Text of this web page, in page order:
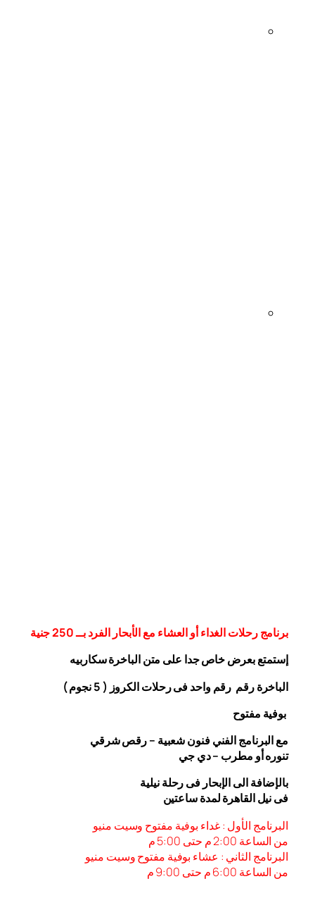
برنامج رحلات الغداء أو العشاء مع الأبحار الفرد بــ 250 جنية
إستمتع بعرض خاص جدا على متن الباخرةسكاربيه
الباخرة رقم رقم واحد فى رحلات الكروز ( 5 نجوم )
بوفية مفتوح
مع البرنامج الفني فنون شعبية – رقص شرقي
تنوره أو مطرب – دي جي
بالإضافة الى الإبحار فى رحلة نيلية
فى نيل القاهرة لمدة ساعتين
البرنامج الأول : غداء بوفية مفتوح وسيت منيو
من الساعة 2:00 م حتى 5:00 م
البرنامج الثاني : عشاء بوفية مفتوح وسيت منيو
من الساعة 6:00 م حتى 9:00 م